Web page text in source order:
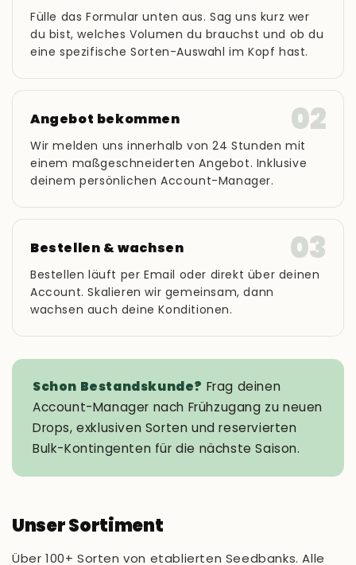
Fülle das Formular unten aus. Sag uns kurz wer
du bist, welches Volumen du brauchst und ob du
eine spezifische Sorten-Auswahl im Kopf hast.
02
Angebot bekommen
Wir melden uns innerhalb von 24 Stunden mit
einem maßgeschneiderten Angebot. Inklusive
deinem persönlichen Account-Manager.
03
Bestellen & wachsen
Bestellen läuft per Email oder direkt über deinen
Account. Skalieren wir gemeinsam, dann
wachsen auch deine Konditionen.
Schon Bestandskunde? Frag deinen
Account-Manager nach Frühzugang zu neuen
Drops, exklusiven Sorten und reservierten
Bulk-Kontingenten für die nächste Saison.
Unser Sortiment
Über 100+ Sorten von etablierten Seedbanks. Alle